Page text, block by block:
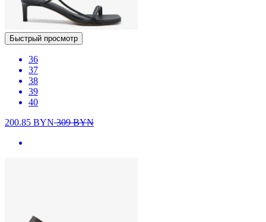
Быстрый просмотр
36
37
38
39
40
200.85 BYN309BYN